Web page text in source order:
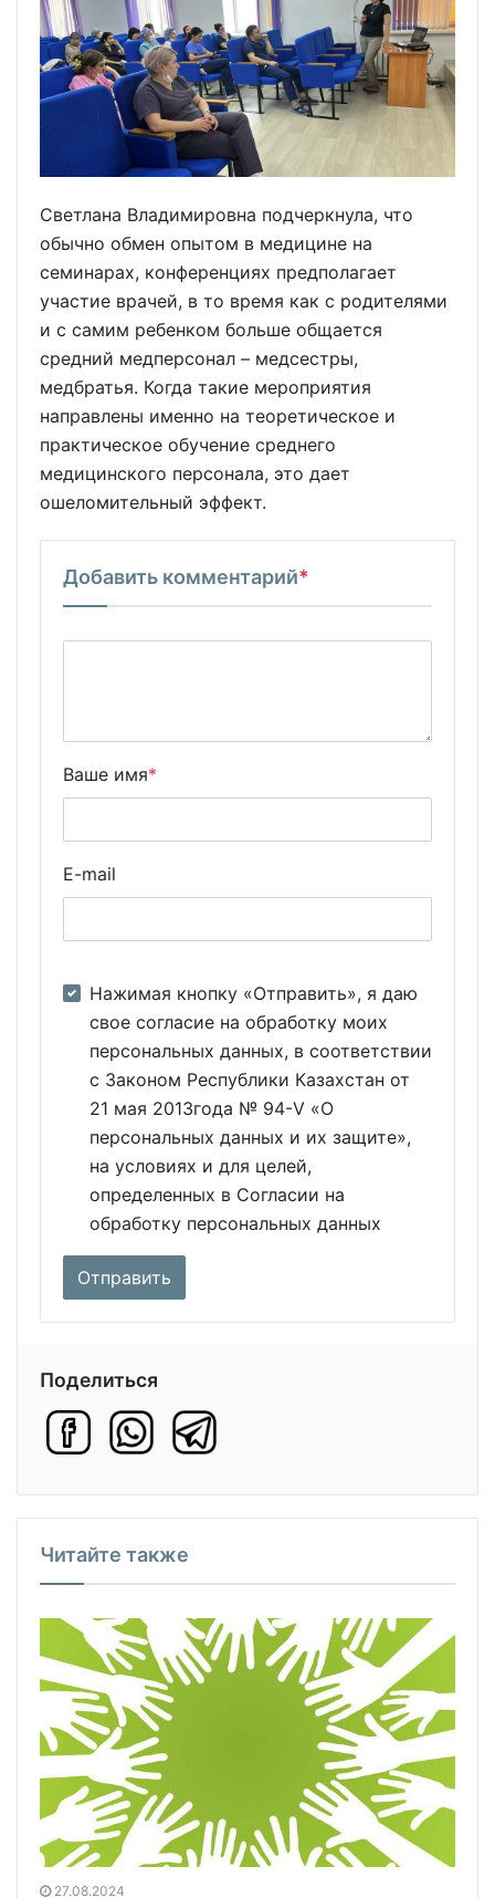
Светлана Владимировна подчеркнула, что
обычно обмен опытом в медицине на
семинарах, конференциях предполагает
участие врачей, в то время как с родителями
и с самим ребенком больше общается
средний медперсонал – медсестры,
медбратья. Когда такие мероприятия
направлены именно на теоретическое и
практическое обучение среднего
медицинского персонала, это дает
ошеломительный эффект.
Добавить комментарий*
Ваше имя*
E-mail
Нажимая кнопку «Отправить», я даю
свое согласие на обработку моих
персональных данных, в соответствии
с Законом Республики Казахстан от
21 мая 2013года № 94-V «О
персональных данных и их защите»,
на условиях и для целей,
определенных в Согласии на
обработку персональных данных
Поделиться
Читайте также
27.08.2024